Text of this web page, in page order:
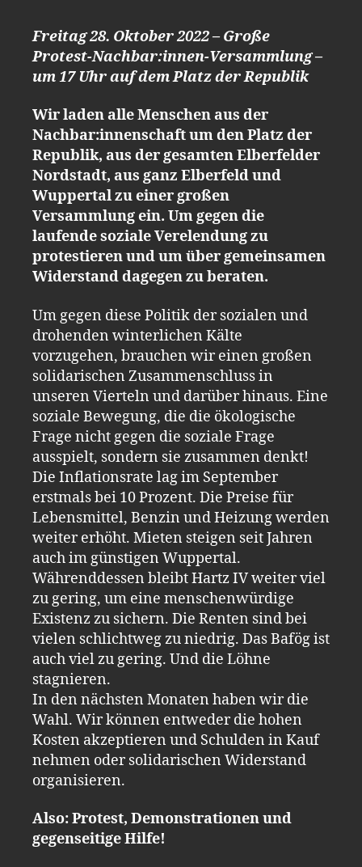
Freitag 28. Oktober 2022 – Große
Protest-Nachbar:innen-Versammlung –
um 17 Uhr auf dem Platz der Republik
Wir laden alle Menschen aus der
Nachbar:innenschaft um den Platz der
Republik, aus der gesamten Elberfelder
Nordstadt, aus ganz Elberfeld und
Wuppertal zu einer großen
Versammlung ein. Um gegen die
laufende soziale Verelendung zu
protestieren und um über gemeinsamen
Widerstand dagegen zu beraten.
Um gegen diese Politik der sozialen und
drohenden winterlichen Kälte
vorzugehen, brauchen wir einen großen
solidarischen Zusammenschluss in
unseren Vierteln und darüber hinaus. Eine
soziale Bewegung, die die ökologische
Frage nicht gegen die soziale Frage
ausspielt, sondern sie zusammen denkt!
Die Inflationsrate lag im September
erstmals bei 10 Prozent. Die Preise für
Lebensmittel, Benzin und Heizung werden
weiter erhöht. Mieten steigen seit Jahren
auch im günstigen Wuppertal.
Währenddessen bleibt Hartz IV weiter viel
zu gering, um eine menschenwürdige
Existenz zu sichern. Die Renten sind bei
vielen schlichtweg zu niedrig. Das Bafög ist
auch viel zu gering. Und die Löhne
stagnieren.
In den nächsten Monaten haben wir die
Wahl. Wir können entweder die hohen
Kosten akzeptieren und Schulden in Kauf
nehmen oder solidarischen Widerstand
organisieren.
Also: Protest, Demonstrationen und
gegenseitige Hilfe!